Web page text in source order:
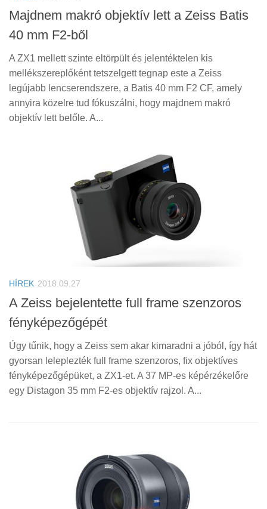
Majdnem makró objektív lett a Zeiss Batis
40 mm F2-ből
A ZX1 mellett szinte eltörpült és jelentéktelen kis
mellékszereplőként tetszelgett tegnap este a Zeiss
legújabb lencserendszere, a Batis 40 mm F2 CF, amely
annyira közelre tud fókuszálni, hogy majdnem makró
objektív lett belőle. A...
HÍREK 2018.09.27
A Zeiss bejelentette full frame szenzoros
fényképezőgépét
Úgy tűnik, hogy a Zeiss sem akar kimaradni a jóból, így hát
gyorsan leleplezték full frame szenzoros, fix objektíves
fényképezőgépüket, a ZX1-et. A 37 MP-es képérzékelőre
egy Distagon 35 mm F2-es objektív rajzol. A...